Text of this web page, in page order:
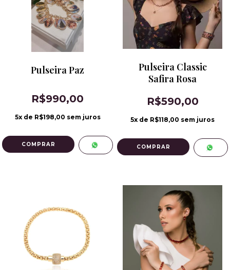
Pulseira Paz
R$990,00
5x de R$198,00 sem juros
Pulseira Classic
Safira Rosa
R$590,00
5x de R$118,00 sem juros